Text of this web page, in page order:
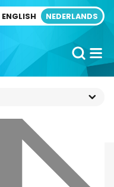
ENGLISH NEDERLANDS